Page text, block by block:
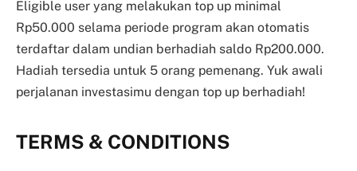
Eligible user yang melakukan top up minimal
Rp50.000 selama periode program akan otomatis
terdaftar dalam undian berhadiah saldo Rp200.000.
Hadiah tersedia untuk 5 orang pemenang. Yuk awali
perjalanan investasimu dengan top up berhadiah!
TERMS & CONDITIONS